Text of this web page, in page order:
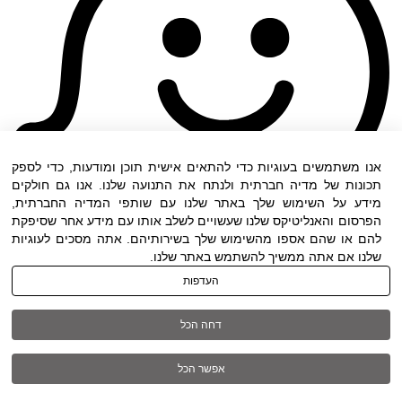
תנאי שימוש|הצהרת נגישות| כל הזכויות שמורות
ל DWO ©
אנו משתמשים בעוגיות כדי להתאים אישית תוכן ומודעות, כדי לספק
תכונות של מדיה חברתית ולנתח את התנועה שלנו. אנו גם חולקים
מידע על השימוש שלך באתר שלנו עם שותפי המדיה החברתית,
הפרסום והאנליטיקס שלנו שעשויים לשלב אותו עם מידע אחר שסיפקת
להם או שהם אספו מהשימוש שלך בשירותיהם. אתה מסכים לעוגיות
שלנו אם אתה ממשיך להשתמש באתר שלנו.
העדפות
דחה הכל
אפשר הכל